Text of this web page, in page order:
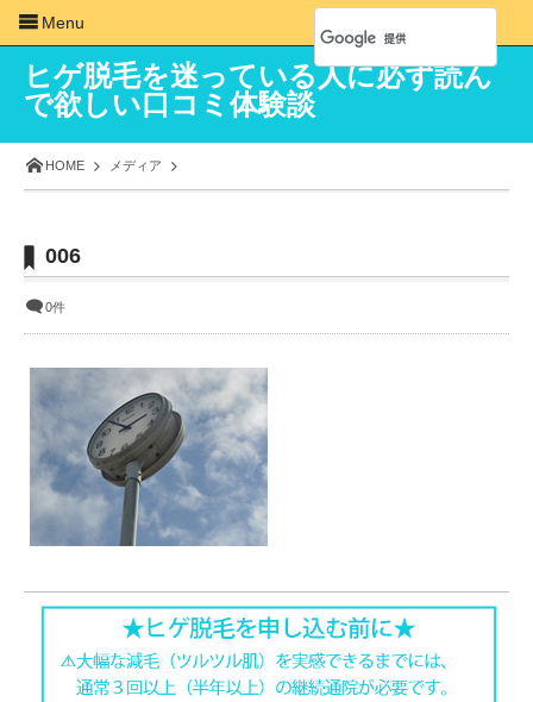
ヒゲ脱毛を迷っている人に必ず読ん
で欲しい口コミ体験談
HOME メディア
006
0件
Menu